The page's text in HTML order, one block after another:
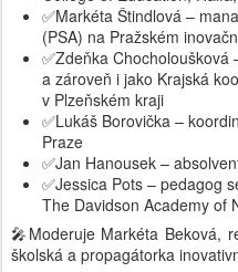
✅Markéta Štindlová –
(PSA) na Pražském
✅Zdeňka
a zároveň i jako Krajská
v Plzeňském kraji
✅Lukáš Borovička –
Praze
✅Jan Hanousek –
✅Jessica Pots – pedagog
The Davidson Academy of
🎤Moderuje Markéta Beková,
školská a propagátorka